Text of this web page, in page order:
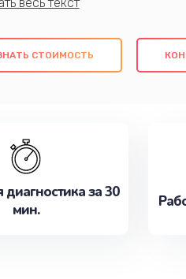
надежное и
наилучшим образом. Не
СТОИМОСТЬ
диагностика за 30
мин.